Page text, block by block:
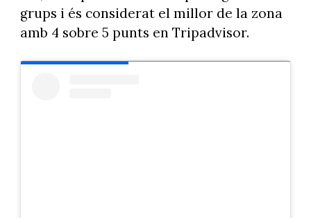
grups i és considerat el millor de la zona
amb 4 sobre 5 punts en Tripadvisor.